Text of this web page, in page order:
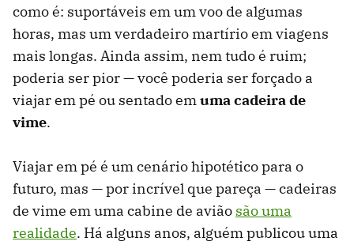
como é: suportáveis ​​em um voo de algumas
horas, mas um verdadeiro martírio em viagens
mais longas. Ainda assim, nem tudo é ruim;
poderia ser pior — você poderia ser forçado a
viajar em pé ou sentado emuma cadeira de
vime.
Viajar em pé é um cenário hipotético para o
futuro, mas — por incrível que pareça — cadeiras
de vime em uma cabine de avião são uma
realidade. Há alguns anos, alguém publicou uma